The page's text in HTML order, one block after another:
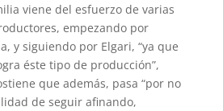
viene del esfuerzo de varias
empezando por
y siguiendo por Elgari, “ya que
éste tipo de producción”,
que además, pasa “por no
de seguir afinando,